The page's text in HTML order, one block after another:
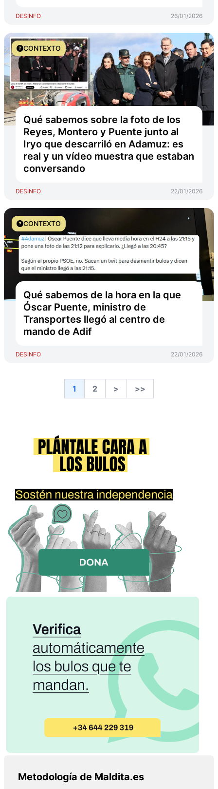
DESINFO 26/01/2026
CONTEXTO
Qué sabemos sobre la foto de los
Reyes, Montero y Puente junto al
Iryo que descarriló en Adamuz: es
real y un vídeo muestra que estaban
conversando
DESINFO 22/01/2026
CONTEXTO
Qué sabemos de la hora en la que
Óscar Puente, ministro de
Transportes llegó al centro de
mando de Adif
DESINFO 22/01/2026
1 2 > >>
Metodología de Maldita.es